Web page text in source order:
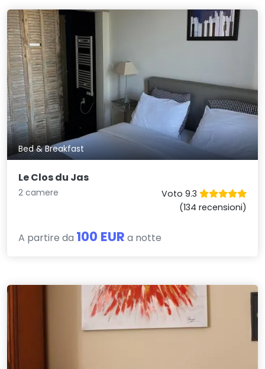
Bed & Breakfast
Le Clos du Jas
2 camere
Voto 9.3
(134 recensioni)
A partire da 100 EUR a notte